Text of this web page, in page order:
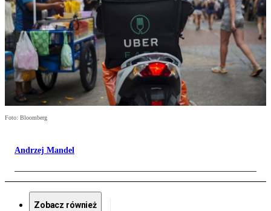
Foto: Bloomberg
Andrzej Mandel
Zobacz również